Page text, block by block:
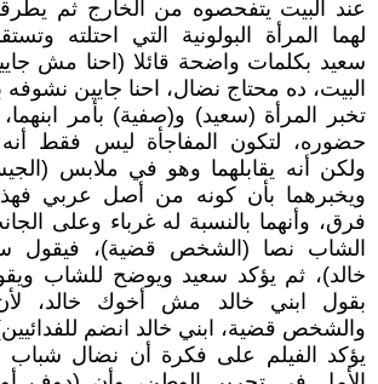
عند البيت يتفحصوه من الخارج ثم
لهما المرأة البولونية التي احتلته
سعيد بكلمات واضحة قائلا (احنا مش
البيت، ده محتاج نضال، احنا جايين
تخبر المرأة (سعيد) و(صفية) بأمر ابنهما،
حضوره، لتكون المفاجأة ليس فقط
ولكن أنه يقابلهما وهو في ملابس
ويخبرهما بأن كونه من أصل عربي
فرق، وأنهما بالنسبة له غرباء وعلى
الشاب نصا (الشخص قضية)، فيقول
خالد)، ثم يؤكد سعيد ويوضح للشاب
بقول ابني خالد مش أخوك خالد،
والشخص قضية، ابني خالد انضم
يؤكد الفيلم على فكرة أن نضال شباب